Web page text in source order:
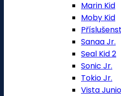
Marin Kid
Moby Kid
Sanaa Jr.
Seal Kid 2
Sonic Jr.
Tokio Jr.
Vista